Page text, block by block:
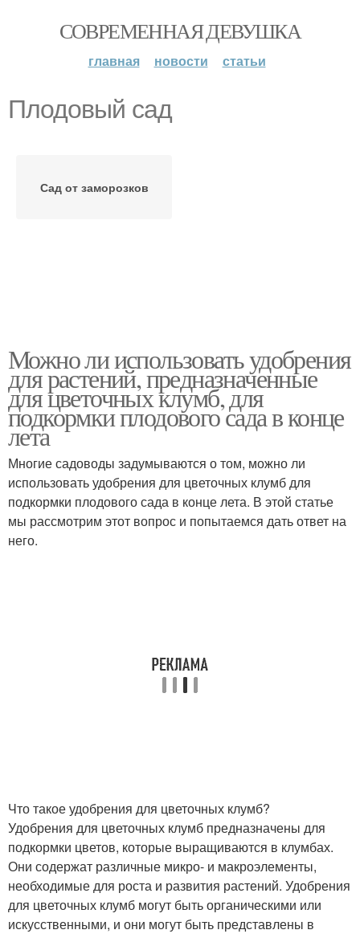
СОВРЕМЕННАЯ ДЕВУШКА
главная новости статьи
Плодовый сад
Сад от заморозков
Можно ли использовать удобрения
для растений, предназначенные
для цветочных клумб, для
подкормки плодового сада в конце
лета
Многие садоводы задумываются о том, можно ли
использовать удобрения для цветочных клумб для
подкормки плодового сада в конце лета. В этой статье
мы рассмотрим этот вопрос и попытаемся дать ответ на
него.
Что такое удобрения для цветочных клумб?
Удобрения для цветочных клумб предназначены для
подкормки цветов, которые выращиваются в клумбах.
Они содержат различные микро- и макроэлементы,
необходимые для роста и развития растений. Удобрения
для цветочных клумб могут быть органическими или
искусственными, и они могут быть представлены в